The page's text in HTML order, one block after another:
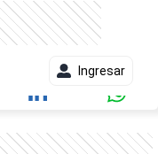
Ingresar